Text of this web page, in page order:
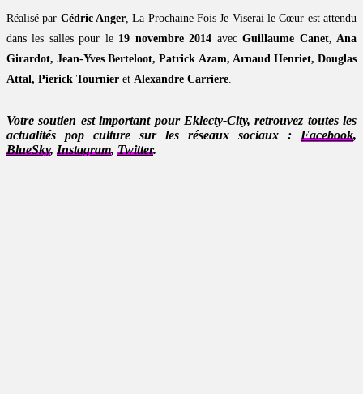
Réalisé par Cédric Anger, La Prochaine Fois Je Viserai le Cœur est attendu
dans les salles pour le 19 novembre 2014 avecGuillaume Canet, Ana
Girardot, Jean-Yves Berteloot, Patrick Azam, Arnaud Henriet, Douglas
Attal, Pierick Tournier et Alexandre Carriere.
Votre soutien est important pour Eklecty-City, retrouvez toutes les
actualités pop culture sur les réseaux sociaux : Facebook,
BlueSky, Instagram, Twitter.